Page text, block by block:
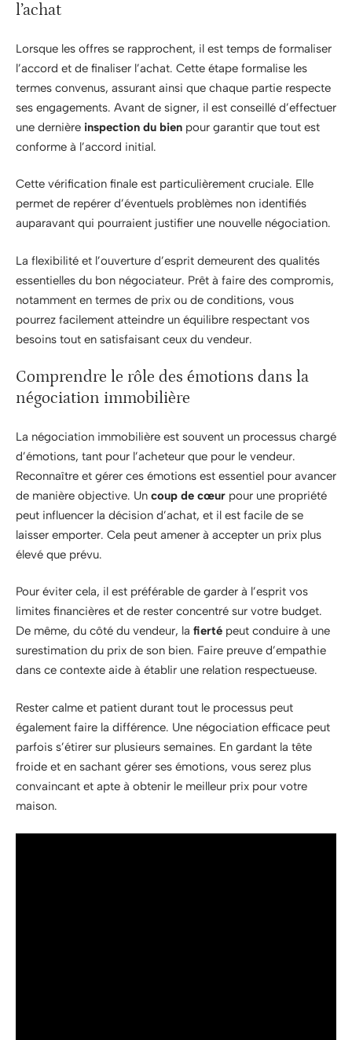
l’achat
Lorsque les offres se rapprochent, il est temps de formaliser
l’accord et de finaliser l’achat. Cette étape formalise les
termes convenus, assurant ainsi que chaque partie respecte
ses engagements. Avant de signer, il est conseillé d’effectuer
une dernière inspection du bien pour garantir que tout est
conforme à l’accord initial.
Cette vérification finale est particulièrement cruciale. Elle
permet de repérer d’éventuels problèmes non identifiés
auparavant qui pourraient justifier une nouvelle négociation.
La flexibilité et l’ouverture d’esprit demeurent des qualités
essentielles du bon négociateur. Prêt à faire des compromis,
notamment en termes de prix ou de conditions, vous
pourrez facilement atteindre un équilibre respectant vos
besoins tout en satisfaisant ceux du vendeur.
Comprendre le rôle des émotions dans la
négociation immobilière
La négociation immobilière est souvent un processus chargé
d’émotions, tant pour l’acheteur que pour le vendeur.
Reconnaître et gérer ces émotions est essentiel pour avancer
de manière objective. Un coup de cœur pour une propriété
peut influencer la décision d’achat, et il est facile de se
laisser emporter. Cela peut amener à accepter un prix plus
élevé que prévu.
Pour éviter cela, il est préférable de garder à l’esprit vos
limites financières et de rester concentré sur votre budget.
De même, du côté du vendeur, la fierté peut conduire à une
surestimation du prix de son bien. Faire preuve d’empathie
dans ce contexte aide à établir une relation respectueuse.
Rester calme et patient durant tout le processus peut
également faire la différence. Une négociation efficace peut
parfois s’étirer sur plusieurs semaines. En gardant la tête
froide et en sachant gérer ses émotions, vous serez plus
convaincant et apte à obtenir le meilleur prix pour votre
maison.